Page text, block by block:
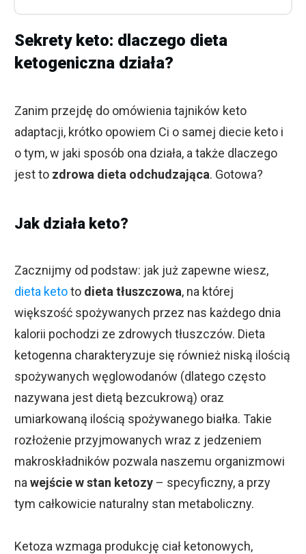
Sekrety keto: dlaczego dieta
ketogeniczna działa?
Zanim przejdę do omówienia tajników keto
adaptacji, krótko opowiem Ci o samej diecie keto i
o tym, w jaki sposób ona działa, a także dlaczego
jest to zdrowa dieta odchudzająca. Gotowa?
Jak działa keto?
Zacznijmy od podstaw: jak już zapewne wiesz,
dieta ketoto dieta tłuszczowa, na której
większość spożywanych przez nas każdego dnia
kalorii pochodzi ze zdrowych tłuszczów. Dieta
ketogenna charakteryzuje się również niską ilością
spożywanych węglowodanów (dlatego często
nazywana jest dietą bezcukrową) oraz
umiarkowaną ilością spożywanego białka. Takie
rozłożenie przyjmowanych wraz z jedzeniem
makroskładników pozwala naszemu organizmowi
na wejście w stan ketozy – specyficzny, a przy
tym całkowicie naturalny stan metaboliczny.
Ketoza wzmaga produkcję ciał ketonowych,